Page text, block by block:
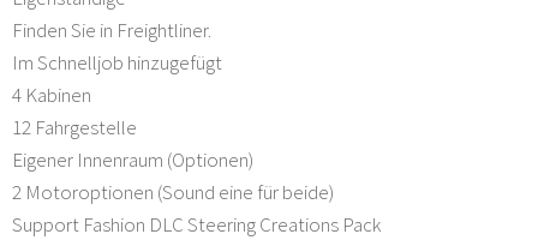
Finden Sie in Freightliner.
Im Schnelljob hinzugefügt
4 Kabinen
12 Fahrgestelle
Eigener Innenraum (Optionen)
2 Motoroptionen (Sound eine für beide)
Support Fashion DLC Steering Creations Pack